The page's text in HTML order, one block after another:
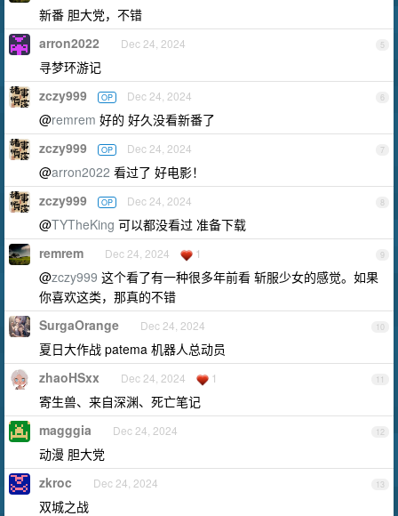
新番 胆大党，不错
5
arron2022 Dec 24, 2024
寻梦环游记
6
zczy999 OP Dec 24, 2024
@remrem 好的 好久没看新番了
7
zczy999 OP Dec 24, 2024
@arron2022 看过了 好电影！
8
zczy999 OP Dec 24, 2024
@TYTheKing 可以都没看过 准备下载
9
remrem Dec 24, 2024 1
@zczy999 这个看了有一种很多年前看 斩服少女的感觉。如果
你喜欢这类，那真的不错
10
SurgaOrange Dec 24, 2024
夏日大作战 patema 机器人总动员
11
zhaoHSxx Dec 24, 2024 1
寄生兽、来自深渊、死亡笔记
12
magggia Dec 24, 2024
动漫 胆大党
13
zkroc Dec 24, 2024
双城之战